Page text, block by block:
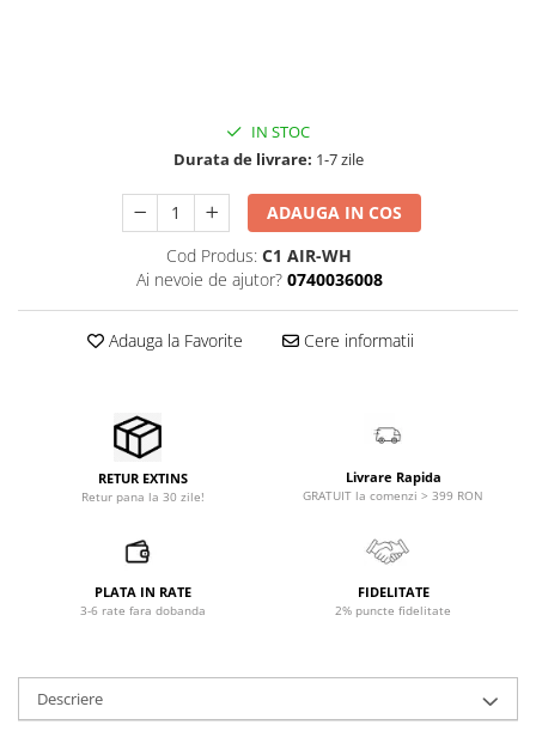
Lumini si efecte
Accesorii pentru lumini
Case-uri de lumini
Efecte de lumini
Masini de fum si ceata
Moving Head-uri
Par Led si Pinspot
Proiectoare
Stative si schela lumini
Instrumente Muzicale
IN STOC
Durata de livrare: 1-7 zile
ADAUGA IN COS
Cod Produs: C1 AIR-WH
Ai nevoie de ajutor? 0740036008
Adauga la Favorite Cere informatii
RETUR EXTINS
Retur pana la 30 zile!
Livrare Rapida
GRATUIT la comenzi > 399 RON
PLATA IN RATE
3-6 rate fara dobanda
FIDELITATE
2% puncte fidelitate
Descriere